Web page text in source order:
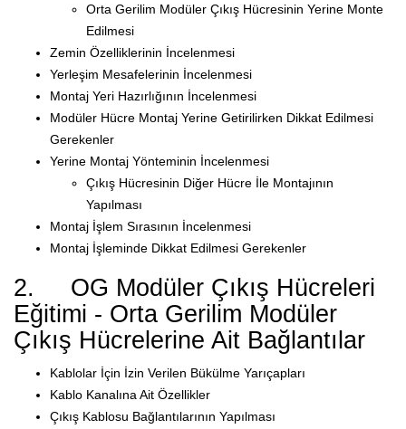
Orta Gerilim Modüler Çıkış Hücresinin Yerine Monte
Edilmesi
Zemin Özelliklerinin İncelenmesi
Yerleşim Mesafelerinin İncelenmesi
Montaj Yeri Hazırlığının İncelenmesi
Modüler Hücre Montaj Yerine Getirilirken Dikkat Edilmesi
Gerekenler
Yerine Montaj Yönteminin İncelenmesi
Çıkış Hücresinin Diğer Hücre İle Montajının
Yapılması
Montaj İşlem Sırasının İncelenmesi
Montaj İşleminde Dikkat Edilmesi Gerekenler
2. OG Modüler Çıkış Hücreleri
Eğitimi - Orta Gerilim Modüler
Çıkış Hücrelerine Ait Bağlantılar
Kablolar İçin İzin Verilen Bükülme Yarıçapları
Kablo Kanalına Ait Özellikler
Çıkış Kablosu Bağlantılarının Yapılması